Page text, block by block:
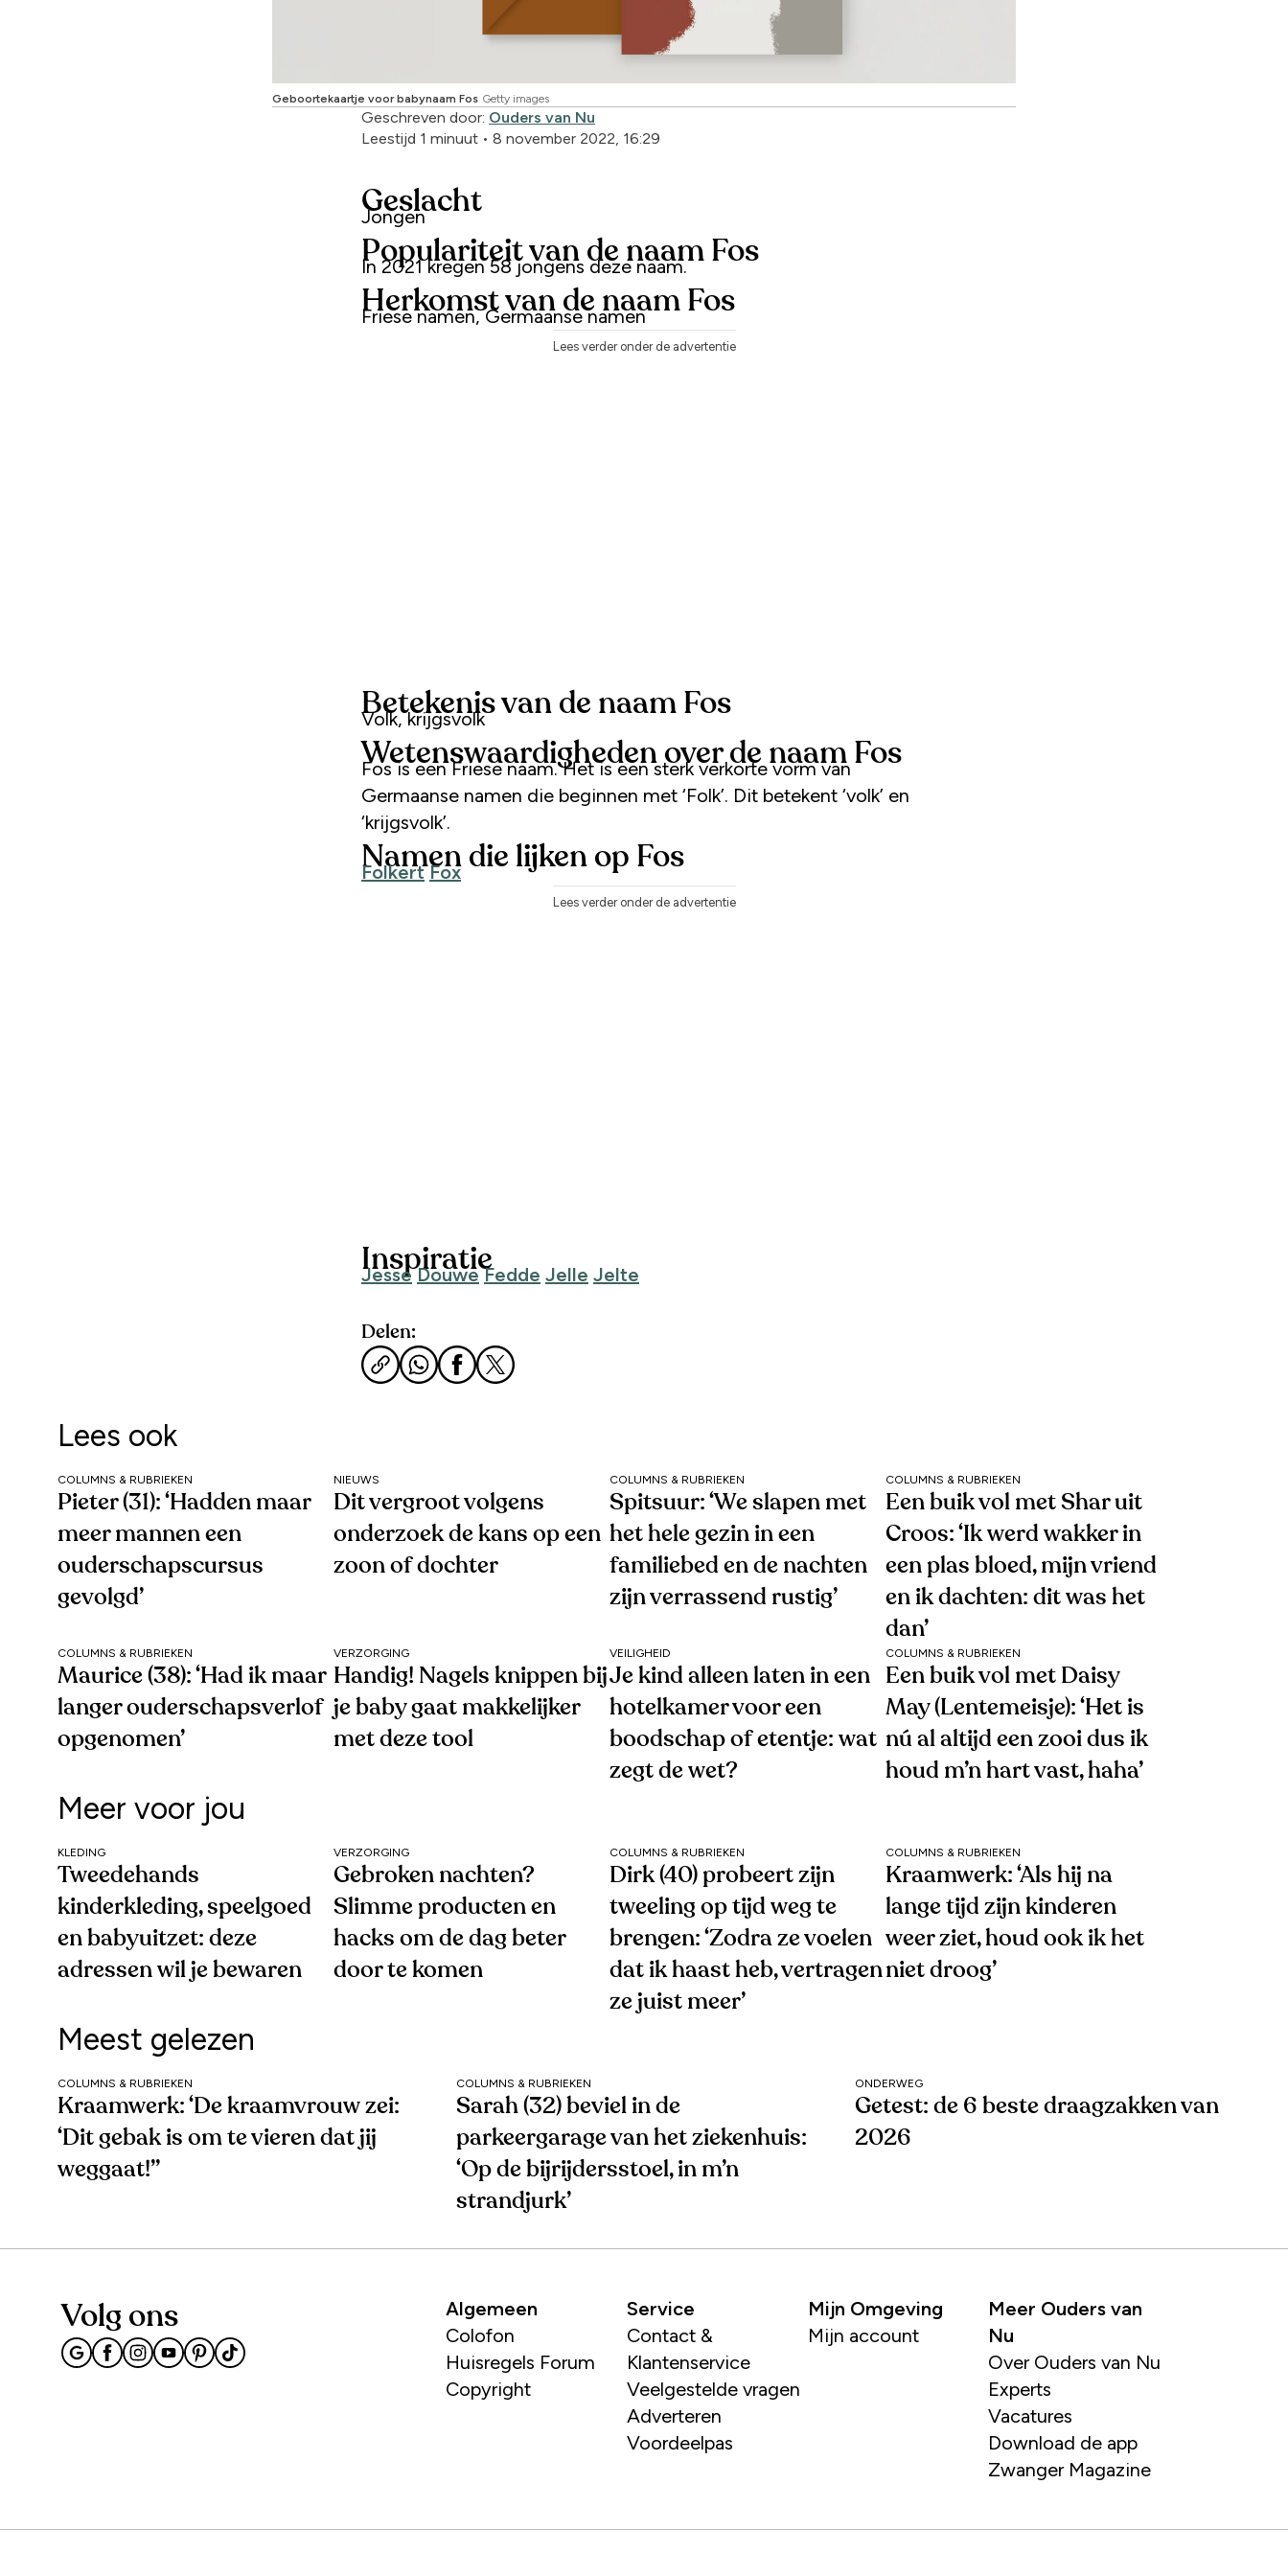
Geboortekaartje voor babynaam Fos Getty images
Geschreven door: Ouders van Nu
Leestijd 1 minuut • 8 november 2022, 16:29
Geslacht
Jongen
Populariteit van de naam Fos
In 2021 kregen 58 jongens deze naam.
Herkomst van de naam Fos
Friese namen, Germaanse namen
Lees verder onder de advertentie
Betekenis van de naam Fos
Volk, krijgsvolk
Wetenswaardigheden over de naam Fos
Fos is een Friese naam. Het is een sterk verkorte vorm van
Germaanse namen die beginnen met ‘Folk’. Dit betekent ‘volk’ en
‘krijgsvolk’.
Namen die lijken op Fos
Folkert Fox
Lees verder onder de advertentie
Inspiratie
Jesse Douwe Fedde Jelle Jelte
Delen:
Lees ook
COLUMNS & RUBRIEKEN
Pieter (31): ‘Hadden maar
meer mannen een
ouderschapscursus
gevolgd’
NIEUWS
Dit vergroot volgens
onderzoek de kans op een
zoon of dochter
COLUMNS & RUBRIEKEN
Spitsuur: ‘We slapen met
het hele gezin in een
familiebed en de nachten
zijn verrassend rustig’
COLUMNS & RUBRIEKEN
Een buik vol met Shar uit
Croos: ‘Ik werd wakker in
een plas bloed, mijn vriend
en ik dachten: dit was het
dan’
COLUMNS & RUBRIEKEN
Maurice (38): ‘Had ik maar
langer ouderschapsverlof
opgenomen’
VERZORGING
Handig! Nagels knippen bij
je baby gaat makkelijker
met deze tool
VEILIGHEID
Je kind alleen laten in een
hotelkamer voor een
boodschap of etentje: wat
zegt de wet?
COLUMNS & RUBRIEKEN
Een buik vol met Daisy
May (Lentemeisje): ‘Het is
nú al altijd een zooi dus ik
houd m’n hart vast, haha’
Meer voor jou
KLEDING
Tweedehands
kinderkleding, speelgoed
en babyuitzet: deze
adressen wil je bewaren
VERZORGING
Gebroken nachten?
Slimme producten en
hacks om de dag beter
door te komen
COLUMNS & RUBRIEKEN
Dirk (40) probeert zijn
tweeling op tijd weg te
brengen: ‘Zodra ze voelen
dat ik haast heb, vertragen
ze juist meer’
COLUMNS & RUBRIEKEN
Kraamwerk: ‘Als hij na
lange tijd zijn kinderen
weer ziet, houd ook ik het
niet droog’
Meest gelezen
COLUMNS & RUBRIEKEN
Kraamwerk: ‘De kraamvrouw zei:
‘Dit gebak is om te vieren dat jij
weggaat!’’
COLUMNS & RUBRIEKEN
Sarah (32) beviel in de
parkeergarage van het ziekenhuis:
‘Op de bijrijdersstoel, in m’n
strandjurk’
ONDERWEG
Getest: de 6 beste draagzakken van
2026
Volg ons
Algemeen
Colofon
Huisregels Forum
Copyright
Service
Contact &
Klantenservice
Veelgestelde vragen
Adverteren
Voordeelpas
Mijn Omgeving
Mijn account
Meer Ouders van
Nu
Over Ouders van Nu
Experts
Vacatures
Download de app
Zwanger Magazine